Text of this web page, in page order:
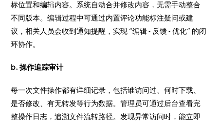
标位置和编辑内容。系统自动合并修改内容，无需手动整合
不同版本。编辑过程中可通过内置评论功能标注疑问或建
议，相关人员会收到通知提醒，实现 “编辑 - 反馈 - 优化” 的闭
环协作。
b. 操作追踪审计
每一次文件操作都有详细记录，包括谁访问过、何时下载、
是否修改、有无转发等行为数据。管理员可通过后台查看完
整操作日志，追溯文件流转路径。发现异常访问时，能立即